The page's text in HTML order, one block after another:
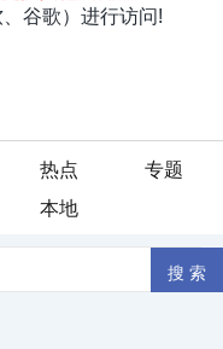
热点
专题
本地